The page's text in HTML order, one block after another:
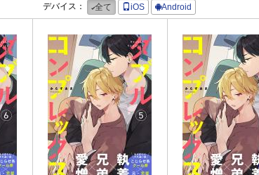
デバイス： 全て iOS Android